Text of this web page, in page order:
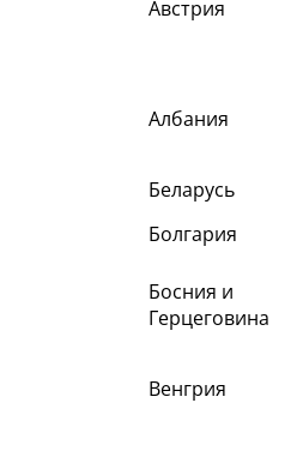
Австрия
Албания
Беларусь
Болгария
Босния и
Герцеговина
Венгрия